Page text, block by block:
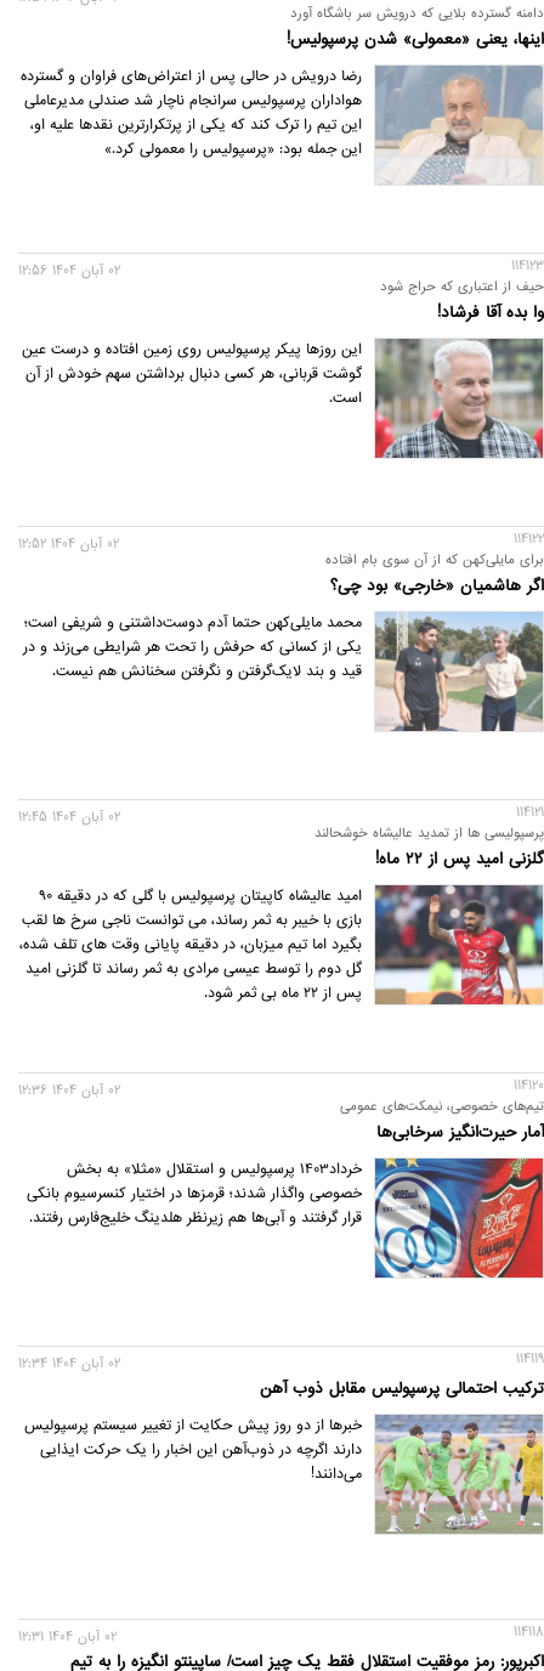
دامنه گسترده بلایی که درویش سر باشگاه آورد
اینها، یعنی «معمولی» شدن پرسپولیس!
رضا درویش در حالی پس از اعتراض‌های فراوان و گسترده
هواداران پرسپولیس سرانجام ناچار شد صندلی مدیرعاملی
این تیم را ترک کند که یکی از پرتکرارترین نقدها علیه او،
این جمله بود: «پرسپولیس را معمولی کرد.»
114123
حیف از اعتباری که حراج شود
وا بده آقا فرشاد!
02 آبان 1404 12:56
این روزها پیکر پرسپولیس روی زمین افتاده و درست عین
گوشت قربانی، هر کسی دنبال برداشتن سهم خودش از آن
است.
114122
برای مایلی‌کهن که از آن سوی بام افتاده
اگر هاشمیان «خارجی» بود چی؟
02 آبان 1404 12:52
محمد مایلی‌کهن حتما آدم دوست‌داشتنی و شریفی است؛
یکی از کسانی که حرفش را تحت هر شرایطی می‌زند و در
قید و بند لایک‌گرفتن و نگرفتن سخنانش هم نیست.
114121
پرسپولیسی ها از تمدید عالیشاه خوشحالند
گلزنی امید پس از ۲۲ ماه!
02 آبان 1404 12:45
امید عالیشاه کاپیتان پرسپولیس با گلی که در دقیقه ۹۰
بازی با خیبر به ثمر رساند، می توانست ناجی سرخ ها لقب
بگیرد اما تیم میزبان، در دقیقه پایانی وقت های تلف شده،
گل دوم را توسط عیسی مرادی به ثمر رساند تا گلزنی امید
پس از ۲۲ ماه بی ثمر شود.
114120
تیم‌های خصوصی، نیمکت‌های عمومی
آمار حیرت‌انگیز سرخابی‌ها
02 آبان 1404 12:36
خرداد1403 پرسپولیس و استقلال «مثلا» به بخش
خصوصی واگذار شدند؛ قرمزها در اختیار کنسرسیوم بانکی
قرار گرفتند و آبی‌ها هم زیرنظر هلدینگ خلیج‌فارس رفتند.
114119
ترکیب احتمالی پرسپولیس مقابل ذوب آهن
02 آبان 1404 12:34
خبرها از دو روز پیش حکایت از تغییر سیستم پرسپولیس
دارند اگرچه در ذوب‌آهن این اخبار را یک حرکت ایذایی
می‌دانند!
114118
اکبرپور: رمز موفقیت استقلال فقط یک چیز است/ ساپینتو انگیزه را به تیم
02 آبان 1404 12:31